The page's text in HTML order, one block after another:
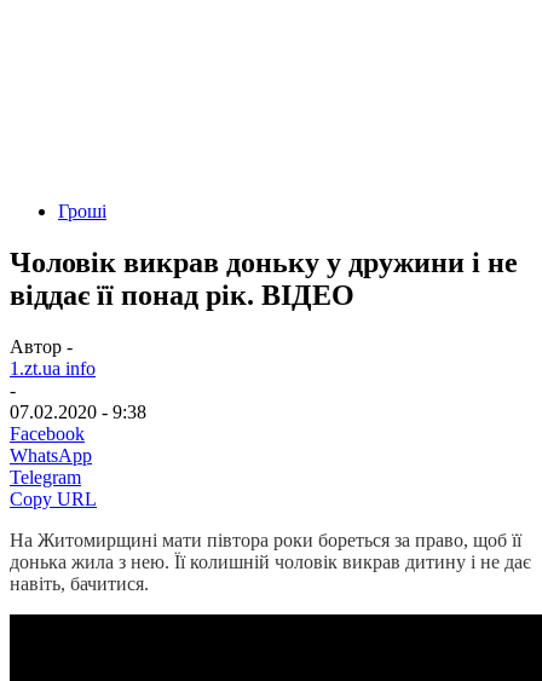
Гроші
Чоловік викрав доньку у дружини і не
віддає її понад рік. ВІДЕО
Автор -
1.zt.ua info
-
07.02.2020 - 9:38
Facebook
WhatsApp
Telegram
Copy URL
На Житомирщині мати півтора роки бореться за право, щоб її
донька жила з нею. Її колишній чоловік викрав дитину і не дає
навіть, бачитися.